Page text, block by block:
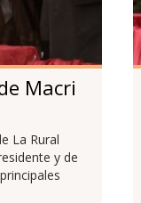
Macri
La Rural
y de